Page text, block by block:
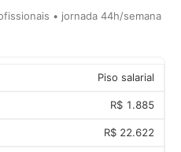
• jornada 44h/semana
Piso salarial
R$ 1.885
R$ 22.622